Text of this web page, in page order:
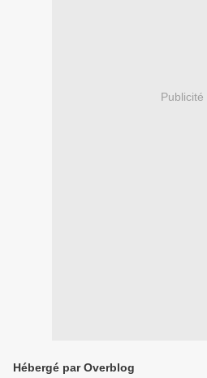
Publicité
Hébergé par Overblog